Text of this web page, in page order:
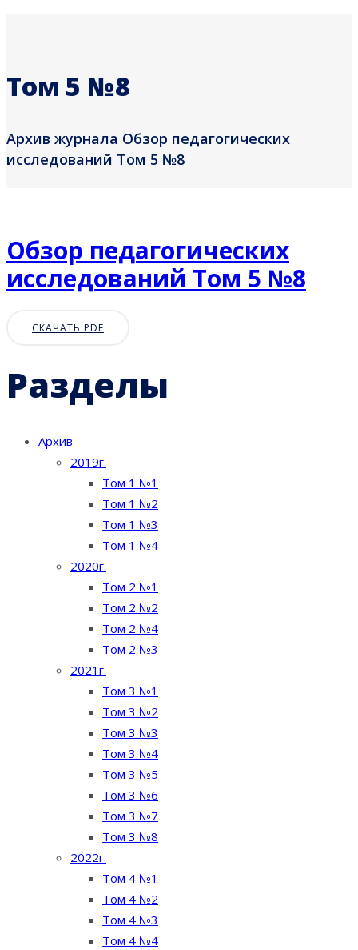
Том 5 №8
Архив журнала Обзор педагогических
исследований Том 5 №8
Обзор педагогических
исследований Том 5 №8
СКАЧАТЬ PDF
Разделы
Архив
2019г.
Том 1 №1
Том 1 №2
Том 1 №3
Том 1 №4
2020г.
Том 2 №1
Том 2 №2
Том 2 №4
Том 2 №3
2021г.
Том 3 №1
Том 3 №2
Том 3 №3
Том 3 №4
Том 3 №5
Том 3 №6
Том 3 №7
Том 3 №8
2022г.
Том 4 №1
Том 4 №2
Том 4 №3
Том 4 №4